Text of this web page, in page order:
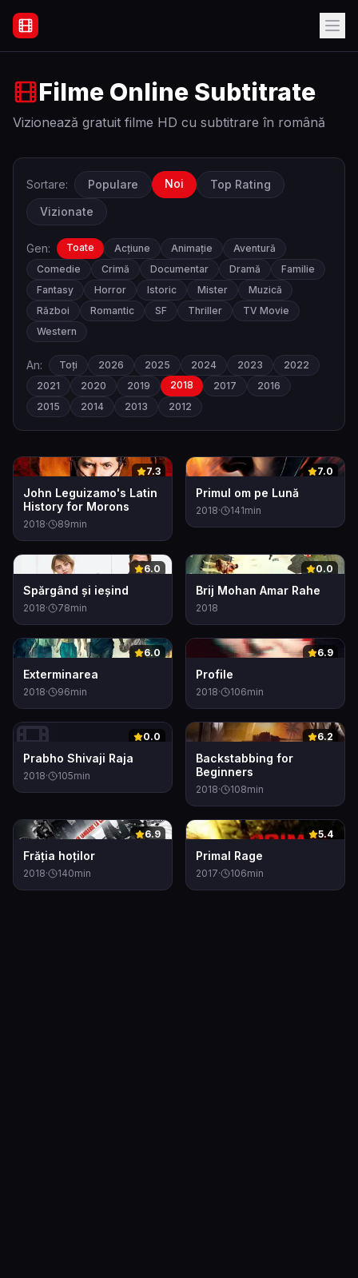
Filme Online Subtitrate - Acasă
Filme Online Subtitrate
Vizionează gratuit filme HD cu subtitrare în română
Sortare: Populare Noi
Top Rating
Vizionate
Gen: Toate Acțiune Animație
Aventură
Comedie
Crimă Documentar Dramă
Familie
Fantasy
Horror Istoric Mister
Muzică
Război
Romantic SF Thriller
TV Movie
Western
An: Toți 2026 2025 2024 2023
2022
2021
2020 2019 2018 2017
2016
2015
2014 2013 2012
0 7.3
John Leguizamo's Latin
History for Morons
2018· 89min
0 7.0
Primul om pe Lună
2018· 141min
0 6.0
Spărgând și ieșind
2018· 78min
0 0.0
Brij Mohan Amar Rahe
2018
0 6.0
Exterminarea
2018· 96min
0 6.9
Profile
2018· 106min
0 0.0
Prabho Shivaji Raja
2018· 105min
0 6.2
Backstabbing for
Beginners
2018· 108min
6.9
Frăția hoților
2018· 140min
0 5.4
Primal Rage
2017· 106min